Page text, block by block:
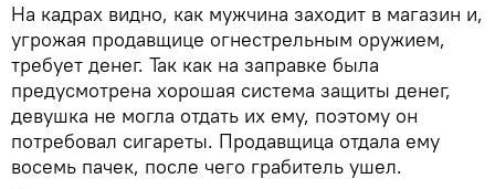
На кадрах видно, как мужчина заходит в магазин и,
угрожая продавщице огнестрельным оружием,
требует денег. Так как на заправке была
предусмотрена хорошая система защиты денег,
девушка не могла отдать их ему, поэтому он
потребовал сигареты. Продавщица отдала ему
восемь пачек, после чего грабитель ушел.